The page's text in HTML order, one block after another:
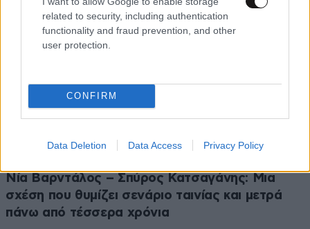
related to security, including authentication
functionality and fraud prevention, and other
user protection.
CONFIRM
Data Deletion Data Access Privacy Policy
Νία Βαρντάλος – Σπύρος Κατσαγάνης: Μια
σχέση που θυμίζει σενάριο ταινίας και μετρά
πάνω από τέσσερα χρόνια